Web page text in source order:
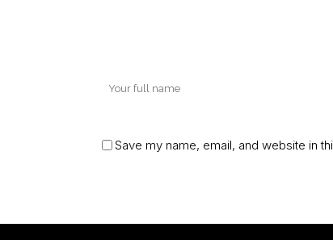
Save my name, email, and website in